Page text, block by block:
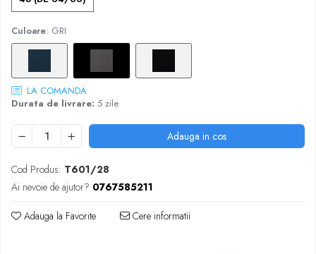
Culoare: GRI
LA COMANDA
Durata de livrare: 5 zile
Adauga in cos
Cod Produs: T601/28
Ai nevoie de ajutor? 0767585211
Adauga la Favorite Cere informatii